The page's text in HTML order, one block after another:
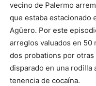
vecino de Palermo
que estaba estacionado
Agüero. Por este
arreglos valuados en 50
dos probations por
disparado en una rodilla
tenencia de cocaína.